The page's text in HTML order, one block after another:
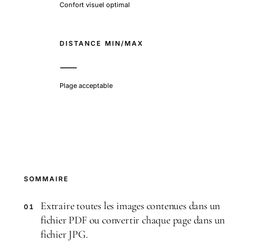
Confort visuel optimal
DISTANCE MIN/MAX
—
Plage acceptable
SOMMAIRE
01
Extraire toutes les images contenues dans un
fichier PDF ou convertir chaque page dans un
fichier JPG.